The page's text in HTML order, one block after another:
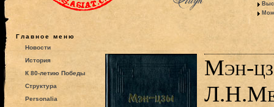
Главное меню
Новости
История
К 80-летию Победы
Структура
Personalia
Мэн-